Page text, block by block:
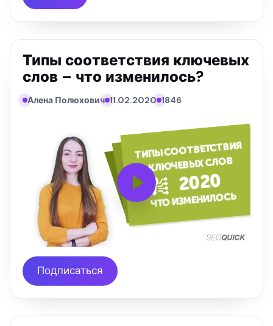
Типы соответствия ключевых
слов – что изменилось?
Алена Полюхович 11.02.2020 1846
Подписаться